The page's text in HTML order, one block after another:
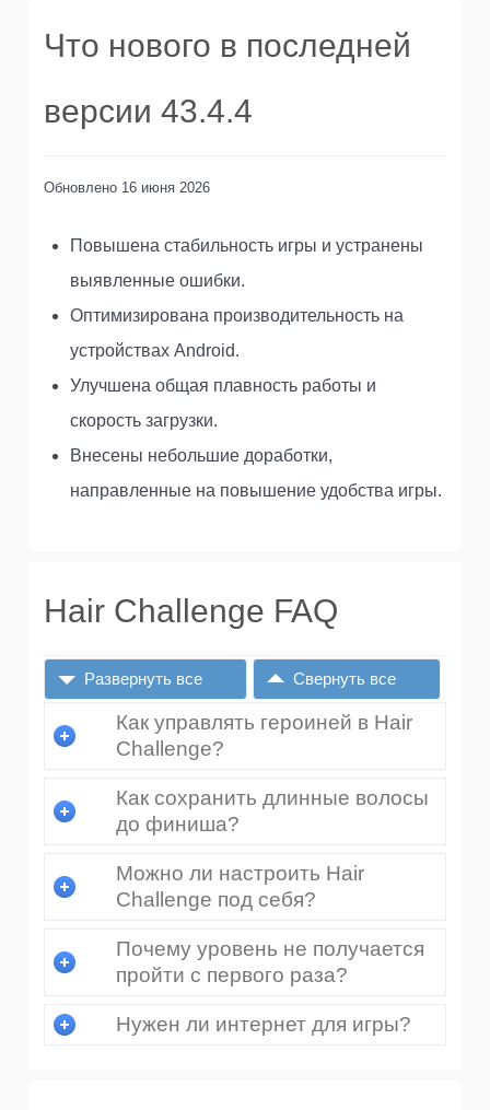
Что нового в последней
версии 43.4.4
Обновлено 16 июня 2026
Повышена стабильность игры и устранены
выявленные ошибки.
Оптимизирована производительность на
устройствах Android.
Улучшена общая плавность работы и
скорость загрузки.
Внесены небольшие доработки,
направленные на повышение удобства игры.
Hair Challenge FAQ
Развернуть все Свернуть все
Как управлять героиней в Hair
Challenge?
Как сохранить длинные волосы
до финиша?
Можно ли настроить Hair
Challenge под себя?
Почему уровень не получается
пройти с первого раза?
Нужен ли интернет для игры?